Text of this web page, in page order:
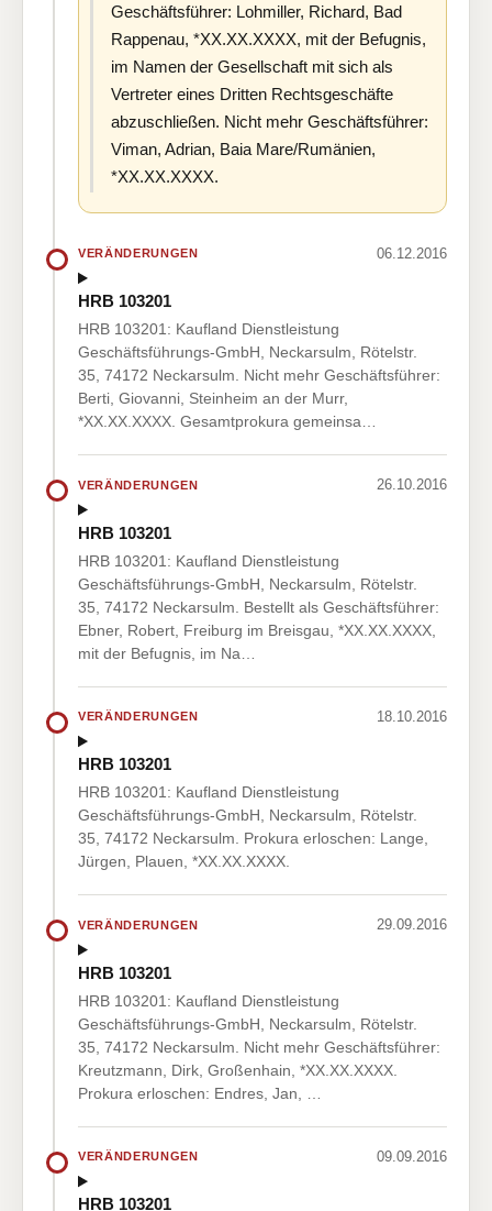
Geschäftsführer: Lohmiller, Richard, Bad
Rappenau, *XX.XX.XXXX, mit der Befugnis,
im Namen der Gesellschaft mit sich als
Vertreter eines Dritten Rechtsgeschäfte
abzuschließen. Nicht mehr Geschäftsführer:
Viman, Adrian, Baia Mare/Rumänien,
*XX.XX.XXXX.
VERÄNDERUNGEN 06.12.2016
HRB 103201
HRB 103201: Kaufland Dienstleistung
Geschäftsführungs-GmbH, Neckarsulm, Rötelstr.
35, 74172 Neckarsulm. Nicht mehr Geschäftsführer:
Berti, Giovanni, Steinheim an der Murr,
*XX.XX.XXXX. Gesamtprokura gemeinsa…
VERÄNDERUNGEN 26.10.2016
HRB 103201
HRB 103201: Kaufland Dienstleistung
Geschäftsführungs-GmbH, Neckarsulm, Rötelstr.
35, 74172 Neckarsulm. Bestellt als Geschäftsführer:
Ebner, Robert, Freiburg im Breisgau, *XX.XX.XXXX,
mit der Befugnis, im Na…
VERÄNDERUNGEN 18.10.2016
HRB 103201
HRB 103201: Kaufland Dienstleistung
Geschäftsführungs-GmbH, Neckarsulm, Rötelstr.
35, 74172 Neckarsulm. Prokura erloschen: Lange,
Jürgen, Plauen, *XX.XX.XXXX.
VERÄNDERUNGEN 29.09.2016
HRB 103201
HRB 103201: Kaufland Dienstleistung
Geschäftsführungs-GmbH, Neckarsulm, Rötelstr.
35, 74172 Neckarsulm. Nicht mehr Geschäftsführer:
Kreutzmann, Dirk, Großenhain, *XX.XX.XXXX.
Prokura erloschen: Endres, Jan, …
VERÄNDERUNGEN 09.09.2016
HRB 103201